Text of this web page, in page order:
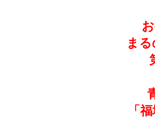
まる
「